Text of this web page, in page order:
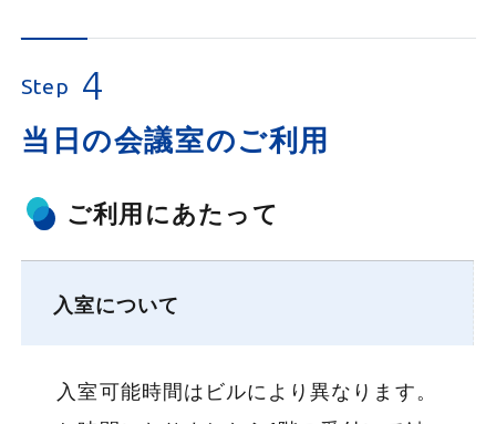
Step 4
当日の会議室のご利用
ご利用にあたって
入室について
入室可能時間はビルにより異なります。